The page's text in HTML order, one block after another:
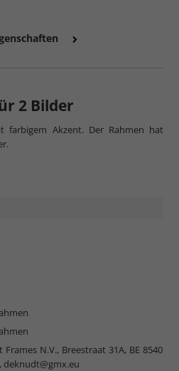
2 Bilder
farbigem Akzent. Der Rahmen hat
Frames N.V., Breestraat 31A, BE 8540
deknudt@gmx.eu